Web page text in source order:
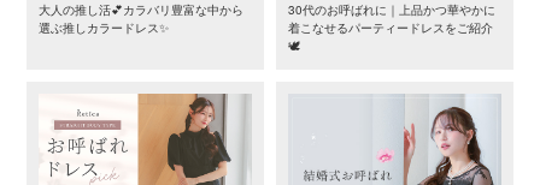
大人の推し活💕カラバリ豊富な中から
選ぶ推しカラードレス✨
30代のお呼ばれに｜上品かつ華やかに
着こなせるパーティードレスをご紹介
🕊️